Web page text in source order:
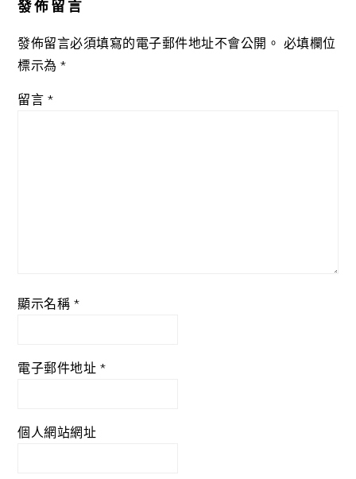
發佈留言
發佈留言必須填寫的電子郵件地址不會公開。 必填欄位
標示為*
留言 *
顯示名稱 *
電子郵件地址 *
個人網站網址